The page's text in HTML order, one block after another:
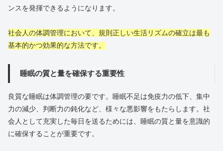
ンスを発揮できるようになります。
社会人の体調管理において、規則正しい生活リズムの確立は最も
基本的かつ効果的な方法です。
睡眠の質と量を確保する重要性
良質な睡眠は体調管理の要です。睡眠不足は免疫力の低下、集中
力の減少、判断力の鈍化など、様々な悪影響をもたらします。社
会人として充実した毎日を送るためには、睡眠の質と量を意識的
に確保することが重要です。